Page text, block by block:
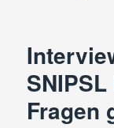
Fragen